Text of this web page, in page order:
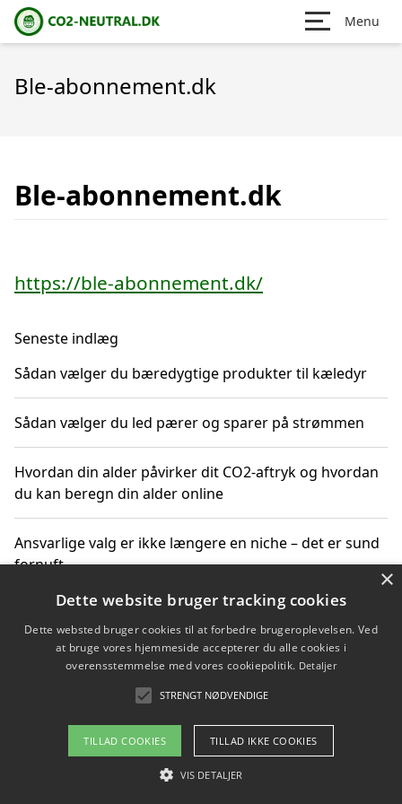
Menu
Ble-abonnement.dk
Ble-abonnement.dk
https://ble-abonnement.dk/
Seneste indlæg
Sådan vælger du bæredygtige produkter til kæledyr
Sådan vælger du led pærer og sparer på strømmen
Hvordan din alder påvirker dit CO2-aftryk og hvordan
du kan beregn din alder online
Ansvarlige valg er ikke længere en niche – det er sund
fornuft
Sådan kan du handle bæredygtigt og bestil med
faktura
Om / kontakt
Blog Betingelser
×
Dette website bruger tracking cookies
Dette websted bruger cookies til at forbedre brugeroplevelsen. Ved
at bruge vores hjemmeside accepterer du alle cookies i
overensstemmelse med vores cookiepolitik. Detaljer
STRENGT NØDVENDIGE
TILLAD COOKIES TILLAD IKKE COOKIES
VIS DETALJER